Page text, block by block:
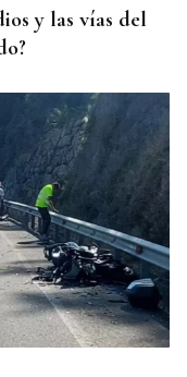
y las vías del